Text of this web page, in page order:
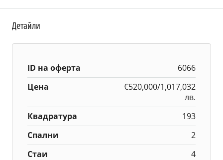
Детайли
ID на оферта
6066
Цена
€520,000/1,017,032
лв.
Квадратура
193
Спални
2
Стаи
4